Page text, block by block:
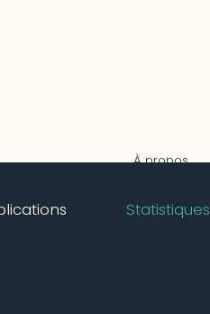
À propos
Statistiques